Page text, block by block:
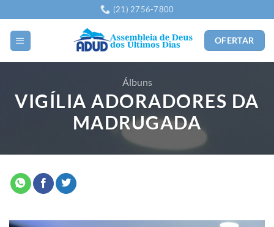
content
(21) 2756-7800
OFERTAR
Álbuns
VIGÍLIA ADORADORES DA
MADRUGADA